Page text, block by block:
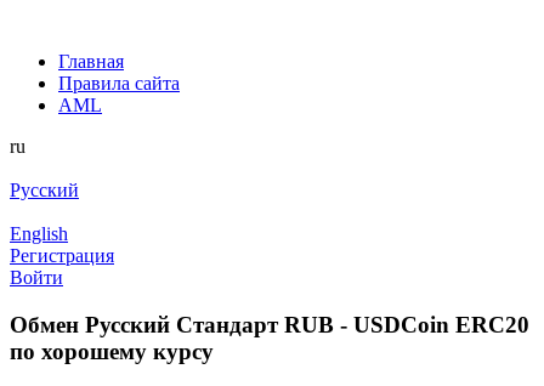
Главная
Правила сайта
AML
ru
Русский
English
Регистрация
Войти
Обмен Русский Стандарт RUB - USDCoin ERC20
по хорошему курсу